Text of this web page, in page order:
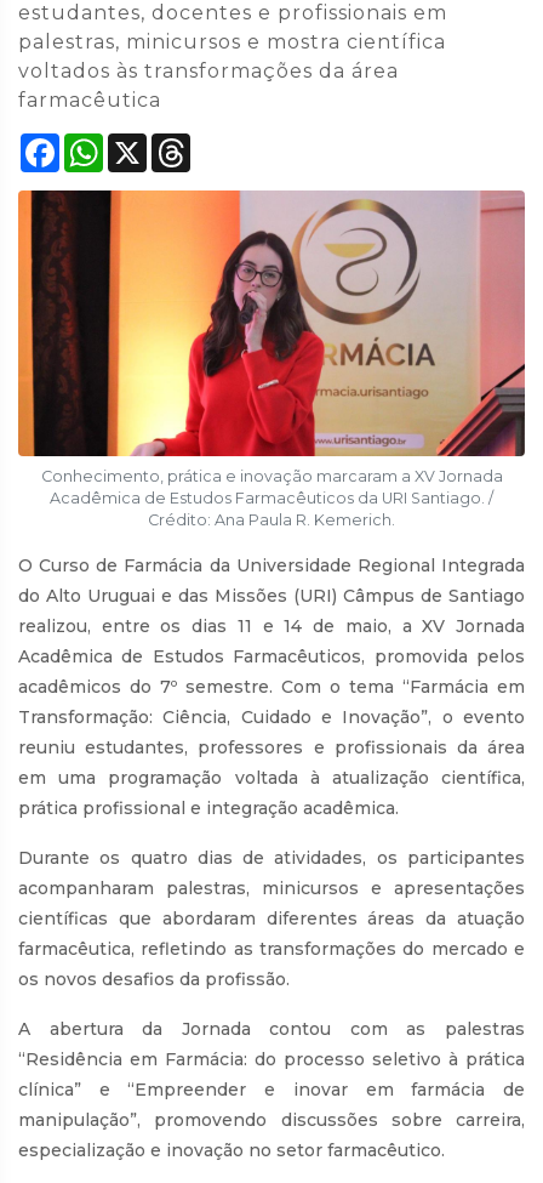
estudantes, docentes e profissionais em
palestras, minicursos e mostra científica
voltados às transformações da área
farmacêutica
Facebook
WhatsApp
X Threads
Conhecimento, prática e inovação marcaram a XV Jornada
Acadêmica de Estudos Farmacêuticos da URI Santiago. /
Crédito: Ana Paula R. Kemerich.
O Curso de Farmácia da Universidade Regional Integrada
do Alto Uruguai e das Missões (URI) Câmpus de Santiago
realizou, entre os dias 11 e 14 de maio, a XV Jornada
Acadêmica de Estudos Farmacêuticos, promovida pelos
acadêmicos do 7º semestre. Com o tema “Farmácia em
Transformação: Ciência, Cuidado e Inovação”, o evento
reuniu estudantes, professores e profissionais da área
em uma programação voltada à atualização científica,
prática profissional e integração acadêmica.
Durante os quatro dias de atividades, os participantes
acompanharam palestras, minicursos e apresentações
científicas que abordaram diferentes áreas da atuação
farmacêutica, refletindo as transformações do mercado e
os novos desafios da profissão.
A abertura da Jornada contou com as palestras
“Residência em Farmácia: do processo seletivo à prática
clínica” e “Empreender e inovar em farmácia de
manipulação”, promovendo discussões sobre carreira,
especialização e inovação no setor farmacêutico.